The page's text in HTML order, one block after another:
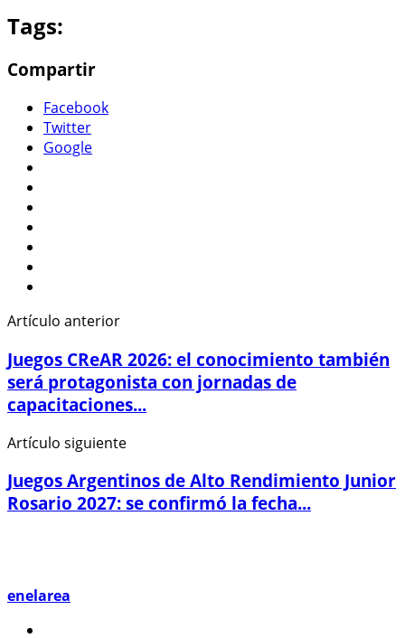
Tags:
Compartir
Facebook
Twitter
Google
Artículo anterior
Juegos CReAR 2026: el conocimiento también
será protagonista con jornadas de
capacitaciones...
Artículo siguiente
Juegos Argentinos de Alto Rendimiento Junior
Rosario 2027: se confirmó la fecha...
enelarea